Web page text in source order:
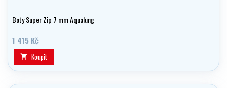
Boty Super Zip 7 mm Aqualung
1 415 Kč
 Koupit